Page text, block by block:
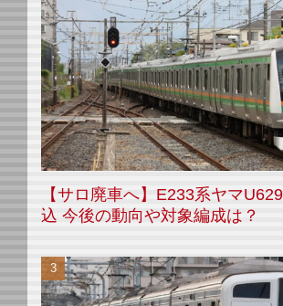
【サロ廃車へ】E233系ヤマ
込 今後の動向や対象編成は？